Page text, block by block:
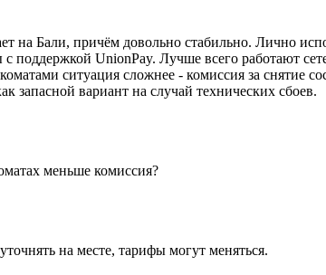
на Бали, причём довольно стабильно. Лично
поддержкой UnionPay. Лучше всего работают
ситуация сложнее - комиссия за снятие
запасной вариант на случай технических сбоев.
меньше комиссия?
на месте, тарифы могут меняться.